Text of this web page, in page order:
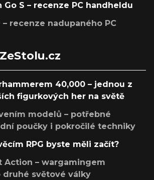
S – recenze PC handheldu
– recenze nadupaného PC
40,000 – jednou z
figurkových her na světě
modelů – potřebné
poučky i pokročilé techniky
RPG byste měli začít?
Action – wargamingem
druhé světové války